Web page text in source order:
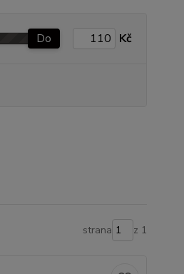
Do Kč
strana z 1